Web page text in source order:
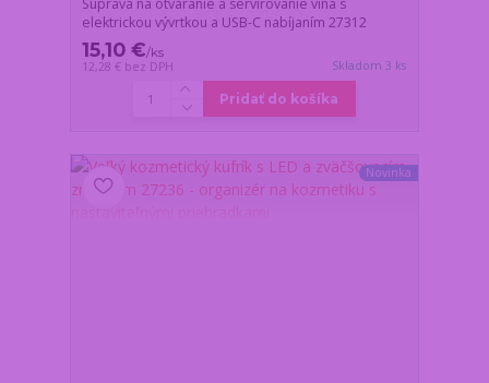
elektrickou vývrtkou a USB-C nabíjaním 27312
15,10 €/ks
12,28 € bez DPH Skladom 3 ks
Pridať do košíka
Novinka